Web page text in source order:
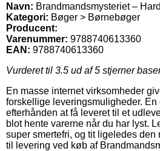
Navn: Brandmandsmysteriet –
Kategori: Bøger > Børnebøger
Producent:
Varenummer: 9788740613360
EAN: 9788740613360
Vurderet til 3.5 ud af 5 stjerner
En masse internet virksomheder
forskellige leveringsmuligheder.
efterhånden at få leveret til et
blot hente varerne når du har lyst.
super smertefri, og tit ligeledes
til levering ved køb af